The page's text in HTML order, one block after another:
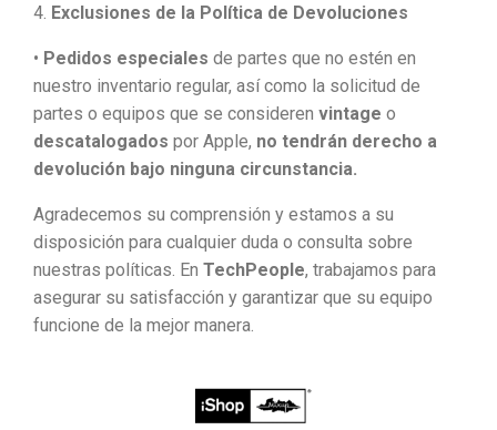
4. Exclusiones de la Política de Devoluciones
• Pedidos especiales de partes que no estén en
nuestro inventario regular, así como la solicitud de
partes o equipos que se consideren vintage o
descatalogados por Apple, no tendrán derecho a
devolución bajo ninguna circunstancia.
Agradecemos su comprensión y estamos a su
disposición para cualquier duda o consulta sobre
nuestras políticas. En TechPeople, trabajamos para
asegurar su satisfacción y garantizar que su equipo
funcione de la mejor manera.